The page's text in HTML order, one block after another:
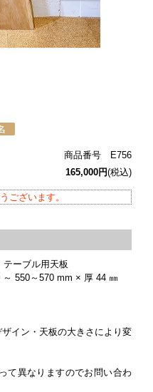
商品番号 E756
165,000円(税込)
ございます。
ーブル用天板
～ 550～570 mm × 厚 44 ㎜
イン・天板の大きさにより変
て異なりますのでお問い合わ